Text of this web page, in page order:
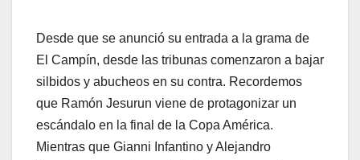
Desde que se anunció su entrada a la grama de
El Campín, desde las tribunas comenzaron a bajar
silbidos y abucheos en su contra. Recordemos
que Ramón Jesurun viene de protagonizar un
escándalo en la final de la Copa América.
Mientras que Gianni Infantino y Alejandro